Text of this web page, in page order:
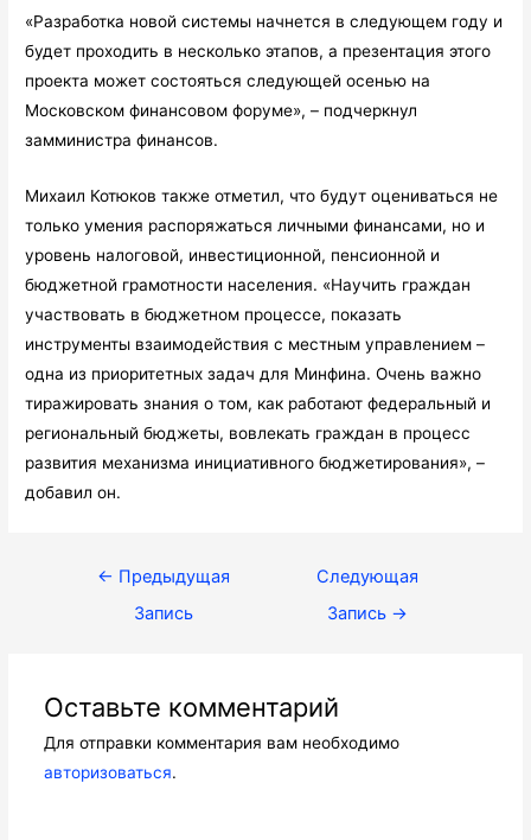
«Разработка новой системы начнется в следующем году и
будет проходить в несколько этапов, а презентация этого
проекта может состояться следующей осенью на
Московском финансовом форуме», – подчеркнул
замминистра финансов.
Михаил Котюков также отметил, что будут оцениваться не
только умения распоряжаться личными финансами, но и
уровень налоговой, инвестиционной, пенсионной и
бюджетной грамотности населения. «Научить граждан
участвовать в бюджетном процессе, показать
инструменты взаимодействия с местным управлением –
одна из приоритетных задач для Минфина. Очень важно
тиражировать знания о том, как работают федеральный и
региональный бюджеты, вовлекать граждан в процесс
развития механизма инициативного бюджетирования», –
добавил он.
Навигация
← Предыдущая
Запись
Следующая
Запись →
Оставьте комментарий
Для отправки комментария вам необходимо
авторизоваться.